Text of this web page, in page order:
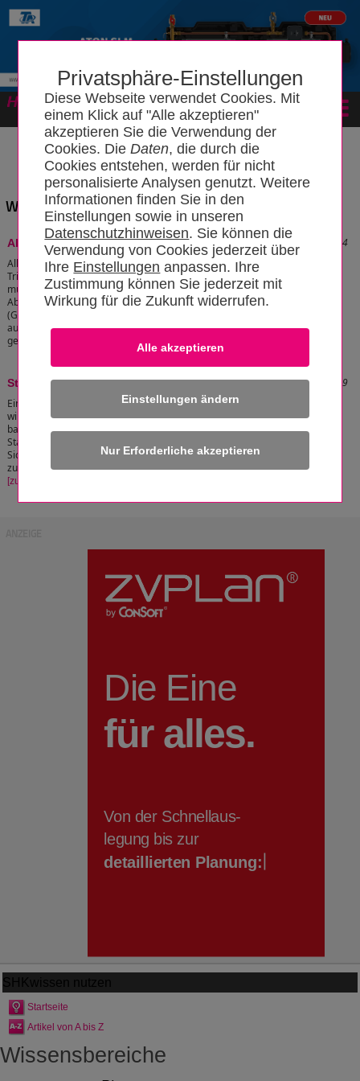
Privatsphäre-Einstellungen
Diese Webseite verwendet Cookies. Mit
einem Klick auf "Alle akzeptieren"
akzeptieren Sie die Verwendung der
Cookies. DieDaten, die durch die
Cookies entstehen, werden für nicht
personalisierte Analysen genutzt. Weitere
Informationen finden Sie in den
Einstellungen sowie in unseren
Datenschutzhinweisen. Sie können die
Verwendung von Cookies jederzeit über
Ihre Einstellungen anpassen. Ihre
Zustimmung können Sie jederzeit mit
Wirkung für die Zukunft widerrufen.
Einstellungen ändern
Wissensbereich: "Ausblaseleitung"
Stand: 22.05.2011 12:00:34
Ablauftrichter
Alle Ausblase-, Tropf- und Überlaufleitungen in
Trinkwasser- und Wasserheizungssystemen
müssen "offen" und sichtbar in einen
Ablauftrichter mit einem Siphon
(Geruchsverschluss) geführt werden, damit
austretendes Wasser in das Abwassersystem
geleitet werden kann.
[zum Artikel]
Stand: 22.12.2010 11:52:39
Standrohr - NDDH
Eine Niederdruckdampfheizung (DIN 4750)
wird bis 0,5 bar durch ein Standrohr und bis 1
bar aufgrund der großen Abmessungen eines
Standrohres durch ein gewichtsbelastetes
Sicherheitsventil gegen das Überschreiten des
zulässigen Betriebsüberdruckes abgesichert.
[zum Artikel]
SHKwissen nutzen
Startseite
Artikel von A bis Z
Wissensbereiche